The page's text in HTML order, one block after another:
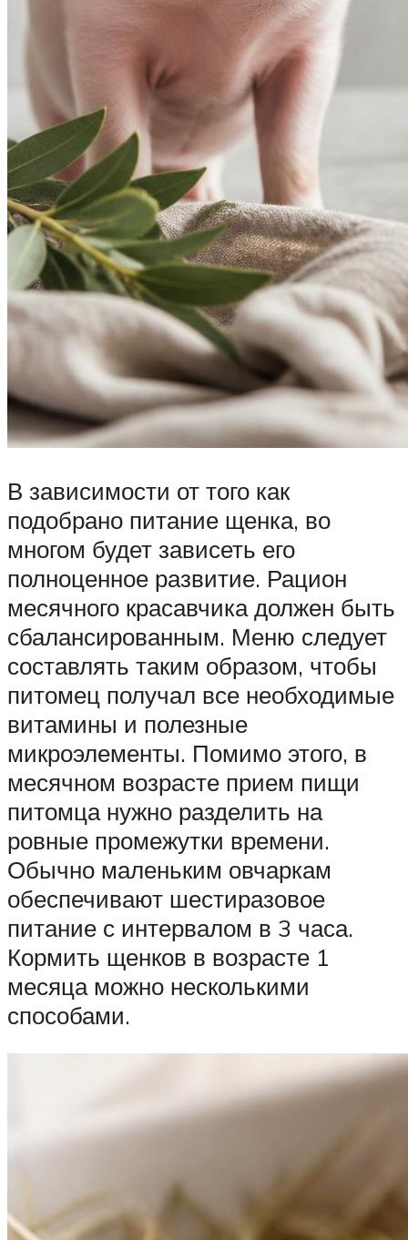
В зависимости от того как
подобрано питание щенка, во
многом будет зависеть его
полноценное развитие. Рацион
месячного красавчика должен быть
сбалансированным. Меню следует
составлять таким образом, чтобы
питомец получал все необходимые
витамины и полезные
микроэлементы. Помимо этого, в
месячном возрасте прием пищи
питомца нужно разделить на
ровные промежутки времени.
Обычно маленьким овчаркам
обеспечивают шестиразовое
питание с интервалом в 3 часа.
Кормить щенков в возрасте 1
месяца можно несколькими
способами.